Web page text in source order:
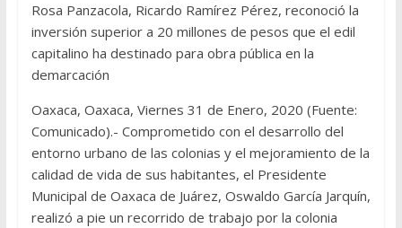
Rosa Panzacola, Ricardo Ramírez Pérez, reconoció la
inversión superior a 20 millones de pesos que el edil
capitalino ha destinado para obra pública en la
demarcación
Oaxaca, Oaxaca, Viernes 31 de Enero, 2020 (Fuente:
Comunicado).- Comprometido con el desarrollo del
entorno urbano de las colonias y el mejoramiento de la
calidad de vida de sus habitantes, el Presidente
Municipal de Oaxaca de Juárez, Oswaldo García Jarquín,
realizó a pie un recorrido de trabajo por la colonia